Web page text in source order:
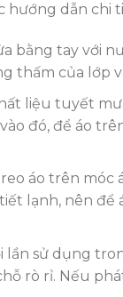
hướng dẫn chi
bằng tay với
thấm của lớp
liệu tuyết
đó, để áo
áo trên móc
lạnh, nên
lần sử dụng
rò rỉ. Nếu